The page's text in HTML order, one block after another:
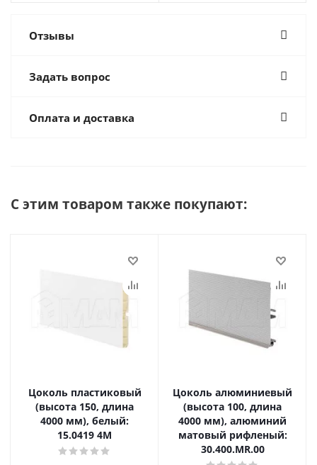
Отзывы
Задать вопрос
Оплата и доставка
С этим товаром также покупают:
Цоколь пластиковый
(высота 150, длина
4000 мм), белый:
15.0419 4M
Цоколь алюминиевый
(высота 100, длина
4000 мм), алюминий
матовый рифленый:
30.400.MR.00